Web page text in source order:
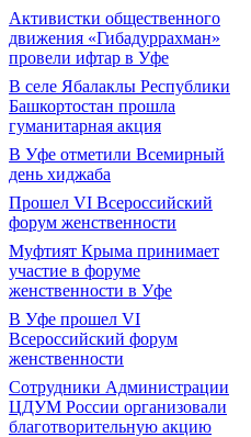
Активистки общественного
движения «Гибадуррахман»
провели ифтар в Уфе
В селе Ябалаклы Республики
Башкортостан прошла
гуманитарная акция
В Уфе отметили Всемирный
день хиджаба
Прошел VI Всероссийский
форум женственности
Муфтият Крыма принимает
участие в форуме
женственности в Уфе
В Уфе прошел VI
Всероссийский форум
женственности
Сотрудники Администрации
ЦДУМ России организовали
благотворительную акцию